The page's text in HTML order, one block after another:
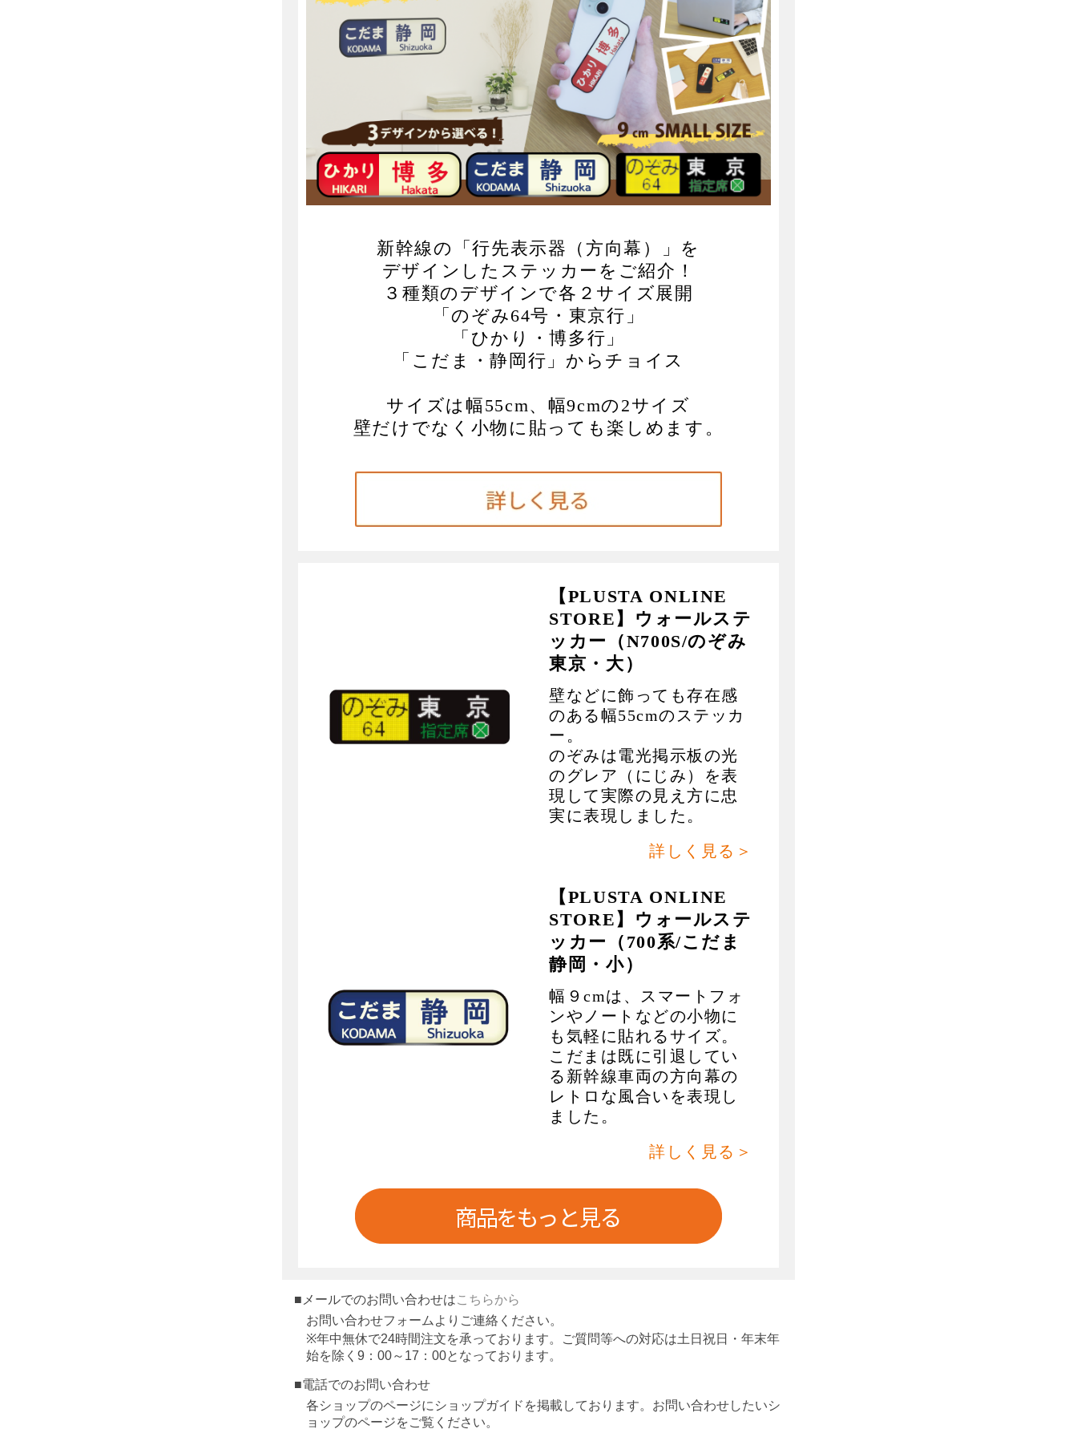
新幹線の「行先表示器（方向幕）」を
デザインしたステッカーをご紹介！
３種類のデザインで各２サイズ展開
「のぞみ64号・東京行」
「ひかり・博多行」
「こだま・静岡行」からチョイス
サイズは幅55cm、幅9cmの2サイズ
壁だけでなく小物に貼っても楽しめます。
【PLUSTA ONLINE
STORE】ウォールステ
ッカー（N700S/のぞみ
東京・大）
壁などに飾っても存在感
のある幅55cmのステッカ
ー。
のぞみは電光掲示板の光
のグレア（にじみ）を表
現して実際の見え方に忠
実に表現しました。
詳しく見る＞
【PLUSTA ONLINE
STORE】ウォールステ
ッカー（700系/こだま
静岡・小）
幅９cmは、スマートフォ
ンやノートなどの小物に
も気軽に貼れるサイズ。
こだまは既に引退してい
る新幹線車両の方向幕の
レトロな風合いを表現し
ました。
詳しく見る＞
■メールでのお問い合わせはこちらから
お問い合わせフォームよりご連絡ください。
※年中無休で24時間注文を承っております。ご質問等への対応は土日祝日・年末年
始を除く9：00～17：00となっております。
■電話でのお問い合わせ
各ショップのページにショップガイドを掲載しております。お問い合わせしたいシ
ョップのページをご覧ください。